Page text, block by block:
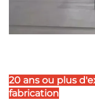
20 ans ou plus
fabrication